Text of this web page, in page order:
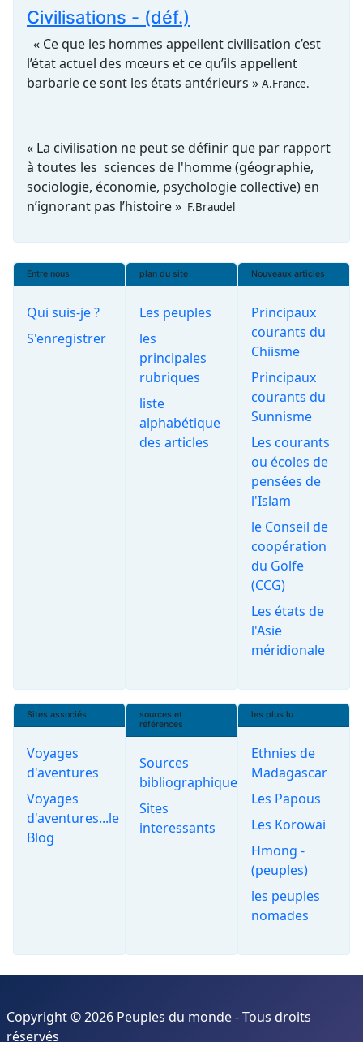
Civilisations - (déf.)
« Ce que les hommes appellent civilisation c’est
l’état actuel des mœurs et ce qu’ils appellent
barbarie ce sont les états antérieurs » A.France.
« La civilisation ne peut se définir que par rapport
à toutes les sciences de l'homme (géographie,
sociologie, économie, psychologie collective) en
n’ignorant pas l’histoire » F.Braudel
Entre nous
Qui suis-je ?
S'enregistrer
plan du site
Les peuples
les
principales
rubriques
liste
alphabétique
des articles
Nouveaux articles
Principaux
courants du
Chiisme
Principaux
courants du
Sunnisme
Les courants
ou écoles de
pensées de
l'Islam
le Conseil de
coopération
du Golfe
(CCG)
Les états de
l'Asie
méridionale
Sites associés
Voyages
d'aventures
Voyages
d'aventures...le
Blog
sources et
références
Sources
bibliographiques
Sites
interessants
les plus lu
Ethnies de
Madagascar
Les Papous
Les Korowai
Hmong -
(peuples)
les peuples
nomades
Copyright © 2026 Peuples du monde - Tous droits
réservés